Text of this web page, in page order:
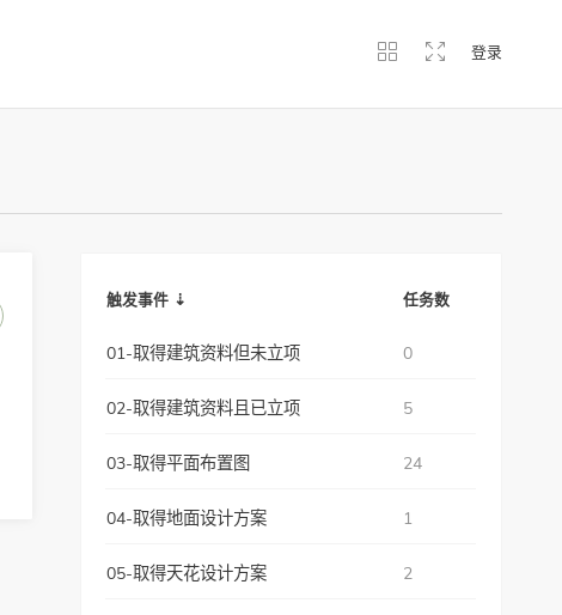
登录
触发事件 ⇣ 任务数
01-取得建筑资料但未立项 0
02-取得建筑资料且已立项 5
03-取得平面布置图 24
04-取得地面设计方案 1
05-取得天花设计方案 2